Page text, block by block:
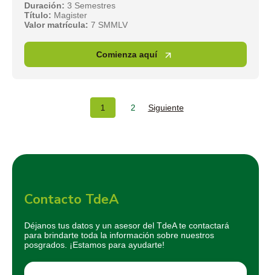
Duración: 3 Semestres
Título: Magister
Valor matrícula: 7 SMMLV
Comienza aquí
1 2 Siguiente
Contacto TdeA
Déjanos tus datos y un asesor del TdeA te contactará
para brindarte toda la información sobre nuestros
posgrados. ¡Estamos para ayudarte!